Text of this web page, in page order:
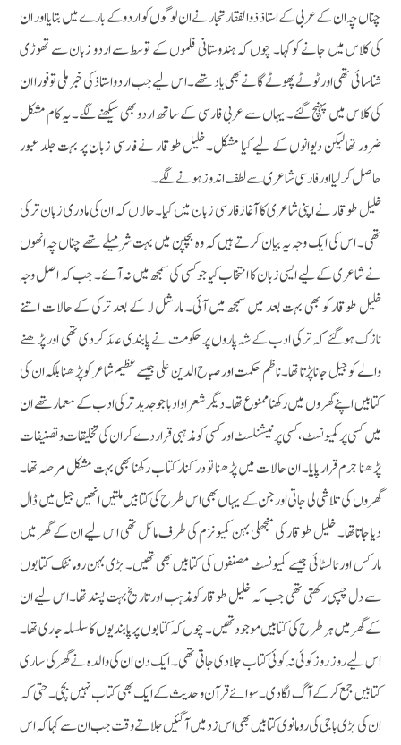
چناں چہ ان کے عربی کے استاذ ذوالفقار تجار نے ان لوگوں کو اردو کے بارے میں بتایا اور ان
کی کلاس میں جانے کو کہا۔ چوں کہ ہندوستانی فلموں کے توسط سے اردو زبان سے تھوڑی
شناسائی تھی اور ٹوٹے پھوٹے گانے بھی یاد تھے۔ اس لیے جب اردو استاذ کی خبر ملی تو فورا ان
کی کلاس میں پہنچ گئے۔ یہاں سے عربی فارسی کے ساتھ اردو بھی سیکھنے لگے۔ یہ کام مشکل
ضرور تھا لیکن دیوانوں کے لیے کیا مشکل۔ خلیل طوقار نے فارسی زبان پر بہت جلد عبور
حاصل کرلیا اور فارسی شاعری سے لطف اندوزہونے لگے۔
خلیل طوقار نے اپنی شاعری کا آغاز فارسی زبان میں کیا۔ حالاں کہ ان کی مادری زبان ترکی
تھی۔ اس کی ایک وجہ یہ بیان کرتے ہیں کہ وہ بچپن میں بہت شرمیلے تھے چناں چہ انھوں
نے شاعری کے لیے ایسی زبان کا انتخاب کیا جو کسی کی سمجھ میں نہ آئے۔ جب کہ اصل وجہ
خلیل طوقار کو بھی بہت بعد میں سمجھ میں آئی۔ مارشل لا کے بعد ترکی کے حالات اتنے
نازک ہوگئے کہ ترکی ادب کے شہ پاروں پر حکومت نے پابندی عائد کردی تھی اور پڑھنے
والے کو جیل جانا پڑتا تھا۔ ناظم حکمت اور صباح الدین علی جیسے عظیم شاعر کو پڑھنا بلکہ ان کی
کتابیں اپنے گھروں میں رکھنا ممنوع تھا۔ دیگر شعراوادبا جو جدید ترکی ادب کے معمار تھے ان
میں کسی پر کمیونسٹ، کسی پر نیشنلسٹ اور کسی کو مذہبی قراردے کر ان کی تخلیقات و تصنیفات
پڑھنا جرم قرار پایا۔ ان حالات میں پڑھنا تو در کنار کتاب رکھنا بھی بہت مشکل مرحلہ تھا۔
گھروں کی تلاشی لی جاتی اور جن کے یہاں بھی اس طرح کی کتابیں ملتیں انھیں جیل میں ڈال
دیا جاتاتھا۔ خلیل طوقار کی منجھلی بہن کمیونزم کی طرف مائل تھی اس لیے ان کے گھر میں
مارکس اور ٹالسٹائی جیسے کمیونسٹ مصنفوں کی کتابیں بھی تھیں۔ بڑی بہن رومانٹک کتابوں
سے دل چسپی رکھتی تھی جب کہ خلیل طوقار کو مذہب اور تاریخ بہت پسند تھا۔ اس لیے ان
کے گھر میں ہر طرح کی کتابیں موجود تھیں۔ چوں کہ کتابوں پر پابندیوں کا سلسلہ جاری تھا۔
اس لیے روز روز کوئی نہ کوئی کتاب جلادی جاتی تھی۔ ایک دن ان کی والدہ نے گھرکی ساری
کتابیں جمع کر کے آگ لگادی۔ سوائے قرآن و حدیث کے ایک بھی کتاب نہیں بچی۔ حتی کہ
ان کی بڑی باجی کی رومانوی کتابیں بھی اس زدمیں آگئیں جلاتے وقت جب ان سے کہاکہ اس